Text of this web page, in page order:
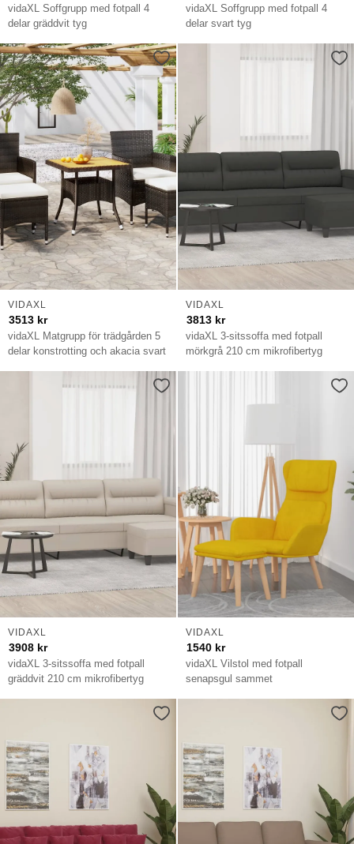
vidaXL Soffgrupp med fotpall 4
delar gräddvit tyg
vidaXL Soffgrupp med fotpall 4
delar svart tyg
vidaXL Matgrupp för trädgården 5
delar konstrotting och akacia svart
VIDAXL
3513 kr
vidaXL 3-sitssoffa med fotpall
mörkgrå 210 cm mikrofibertyg
VIDAXL
3813 kr
vidaXL 3-sitssoffa med fotpall
gräddvit 210 cm mikrofibertyg
VIDAXL
3908 kr
vidaXL Vilstol med fotpall
senapsgul sammet
VIDAXL
1540 kr